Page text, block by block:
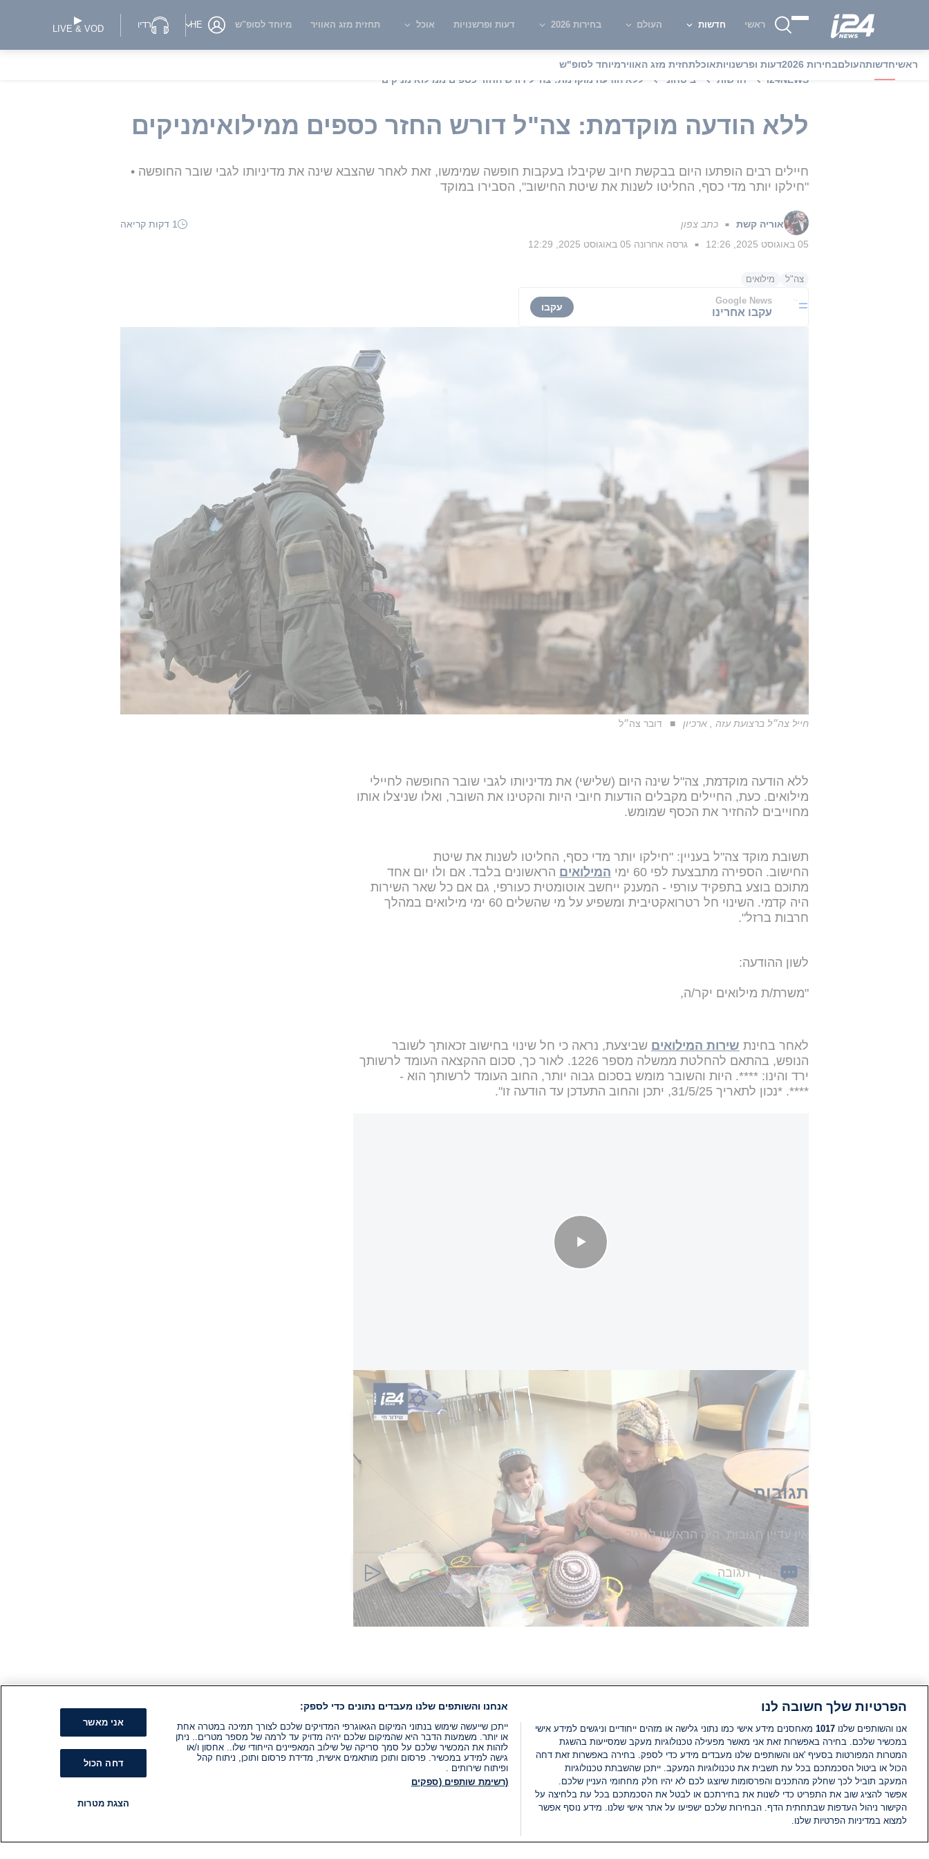
ראשי חדשות העולם בחירות 2026 דעות ופרשנויות אוכל תחזית מזג האוויר מיוחד לסופ"ש HE רדיו LIVE & VOD
ראשיחדשותהעולםבחירות 2026 דעות ופרשנויותאוכלתחזית מזג האווירמיוחד לסופ"ש
i24NEWS
חדשות ביטחוני ללא הודעה מוקדמת: צה"ל דורש החזר כספים ממילואימניקים
ללא הודעה מוקדמת: צה"ל דורש החזר כספים ממילואימניקים
חיילים רבים הופתעו היום בבקשת חיוב שקיבלו בעקבות חופשה שמימשו, זאת לאחר שהצבא שינה את מדיניותו לגבי שובר החופשה •
"חילקו יותר מדי כסף, החליטו לשנות את שיטת החישוב", הסבירו במוקד
אוריה קשת ■ כתב צפון
1 דקות קריאה
05 באוגוסט 2025, 12:26
■ גרסה אחרונה 05 באוגוסט 2025, 12:29
צה"ל מילואים
Google News
עקבו אחרינו עקבו
חייל צה״ל ברצועת עזה , ארכיון דובר צה״ל
ללא הודעה מוקדמת, צה"ל שינה היום (שלישי) את מדיניותו לגבי שובר החופשה לחיילי
מילואים. כעת, החיילים מקבלים הודעות חיובי היות והקטינו את השובר, ואלו שניצלו אותו
מחוייבים להחזיר את הכסף שמומש.
תשובת מוקד צה"ל בעניין: "חילקו יותר מדי כסף, החליטו לשנות את שיטת
החישוב. הספירה מתבצעת לפי 60 ימי
המילואים הראשונים בלבד. אם ולו יום אחד
מתוכם בוצע בתפקיד עורפי - המענק ייחשב אוטומטית כעורפי, גם אם כל שאר השירות
היה קדמי. השינוי חל רטרואקטיבית ומשפיע על מי שהשלים 60 ימי מילואים במהלך
חרבות ברזל".
לשון ההודעה:
"משרת/ת מילואים יקר/ה,
לאחר בחינת שירות המילואים שביצעת, נראה כי חל שינוי בחישוב זכאותך לשובר
הנופש, בהתאם להחלטת ממשלה מספר 1226. לאור כך, סכום ההקצאה העומד לרשותך
ירד והינו: ****. היות והשובר מומש בסכום גבוה יותר, החוב העומד לרשותך הוא -
****. *נכון לתאריך 31/5/25, יתכן והחוב התעדכן עד הודעה זו".
לביאות בבית: נשות המילואימניקים שמתסדרות לבד עם ילדים - תחת אזעקות
הכתבה הזו קיבלה 0 תגובות הוסף תגובה
תגובות
אין עדיין תגובות. היה הראשון להגיב
הוסף תגובה
הפרטיות שלך חשובה לנו
אנו והשותפים שלנו 1017 מאחסנים מידע אישי כמו נתוני גלישה או מזהים ייחודיים וניגשים למידע אישי
במכשיר שלכם. בחירה באפשרות זאת אני מאשר מפעילה טכנולוגיות מעקב שמסייעות בהשגת
המטרות המפורטות בסעיף 'אנו והשותפים שלנו מעבדים מידע כדי לספק. בחירה באפשרות זאת דחה
הכול או ביטול הסכמתכם בכל עת תשבית את טכנולוגיות המעקב. ייתכן שהשבתת טכנולוגיות
המעקב תוביל לכך שחלק מהתכנים והפרסומות שיוצגו לכם לא יהיו חלק מחחומי העניין שלכם.
אפשר להציג שוב את התפריט כדי לשנות את בחירתכם או לבטל את הסכמתכם בכל עת בלחיצה על
הקישור ניהול העדפות שבתחתית הדף. הבחירות שלכם ישפיעו על אתר אישי שלנו. מידע נוסף אפשר
למצוא במדיניות הפרטיות שלנו.
אנחנו והשותפים שלנו מעבדים נתונים כדי לספק:
ייתכן שייעשה שימוש בנתוני המיקום הגאוגרפי המדויקים שלכם לצורך תמיכה במטרה אחת
או יותר. משמעות הדבר היא שהמיקום שלכם יהיה מדויק עד לרמה של מספר מטרים.. ניתן
לזהות את המכשיר שלכם על סמך סריקה של שילוב המאפיינים הייחודי שלו.. אחסון ו/או
גישה למידע במכשיר. פרסום ותוכן מותאמים אישית, מדידת פרסום ותוכן, ניתוח קהל
ופיתוח שירותים .
(רשימת שותפים (ספקים
אני מאשר
דחה הכול
הצגת מטרות